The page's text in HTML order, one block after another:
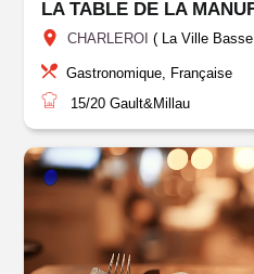
CHARLEROI ( La Ville Basse
Gastronomique, Française
15/20 Gault&Millau